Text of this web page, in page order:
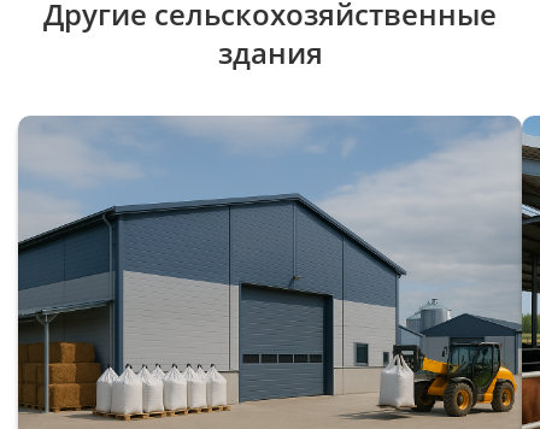
Другие сельскохозяйственные
здания